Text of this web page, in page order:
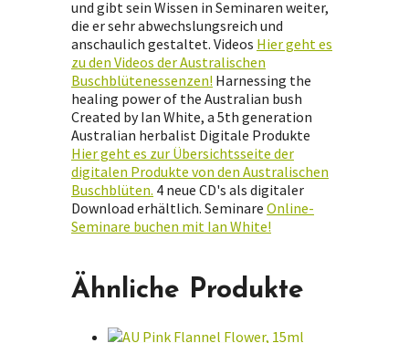
und gibt sein Wissen in Seminaren weiter,
die er sehr abwechslungsreich und
anschaulich gestaltet. Videos Hier geht es
zu den Videos der Australischen
Buschblütenessenzen! Harnessing the
healing power of the Australian bush
Created by Ian White, a 5th generation
Australian herbalist Digitale Produkte
Hier geht es zur Übersichtsseite der
digitalen Produkte von den Australischen
Buschblüten. 4 neue CD's als digitaler
Download erhältlich. Seminare Online-
Seminare buchen mit Ian White!
Ähnliche Produkte